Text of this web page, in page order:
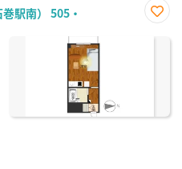
駅南） 505・
に入